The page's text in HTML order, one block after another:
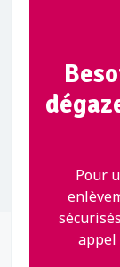
Pour
appel